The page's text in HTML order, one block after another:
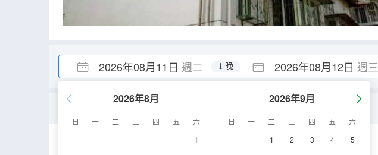
2026年08月11日 週二 2026年08月12日 週三
1 晚
2026年8月
日 一 二 三 四 五
六
1
2026年9月
日 一 二 三 四 五
六
1
2 3 4 5
淋浴